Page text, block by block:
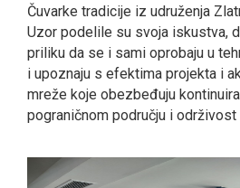
Čuvarke tradicije iz udruženja
Uzor podelile su svoja iskustva,
priliku da se i sami oprobaju u
i upoznaju s efektima projekta i
mreže koje obezbeđuju
pograničnom području i